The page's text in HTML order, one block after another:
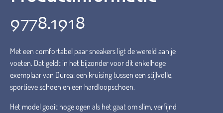
9778.1918
Met een comfortabel paar sneakers ligt de wereld aan je
voeten. Dat geldt in het bijzonder voor dit enkelhoge
exemplaar van Durea: een kruising tussen een stijlvolle,
sportieve schoen en een hardloopschoen.
Het model gooit hoge ogen als het gaat om slim, verfijnd